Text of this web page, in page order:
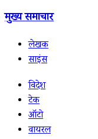
मुख्य समाचार
लेखक
साइंस
विदेश
टेक
ऑटो
वायरल